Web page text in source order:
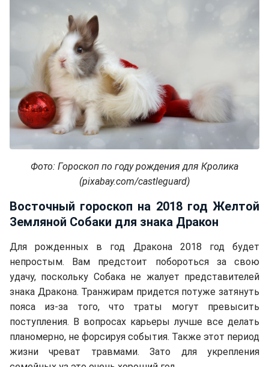
Фото: Гороскоп по году рождения для Кролика
(pixabay.com/castleguard)
Восточный гороскоп на 2018 год Желтой
Земляной Собаки для знака Дракон
Для рожденных в год Дракона 2018 год будет
непростым. Вам предстоит побороться за свою
удачу, поскольку Собака не жалует представителей
знака Дракона. Транжирам придется потуже затянуть
пояса из-за того, что траты могут превысить
поступления. В вопросах карьеры лучше все делать
планомерно, не форсируя события. Также этот период
жизни чреват травмами. Зато для укрепления